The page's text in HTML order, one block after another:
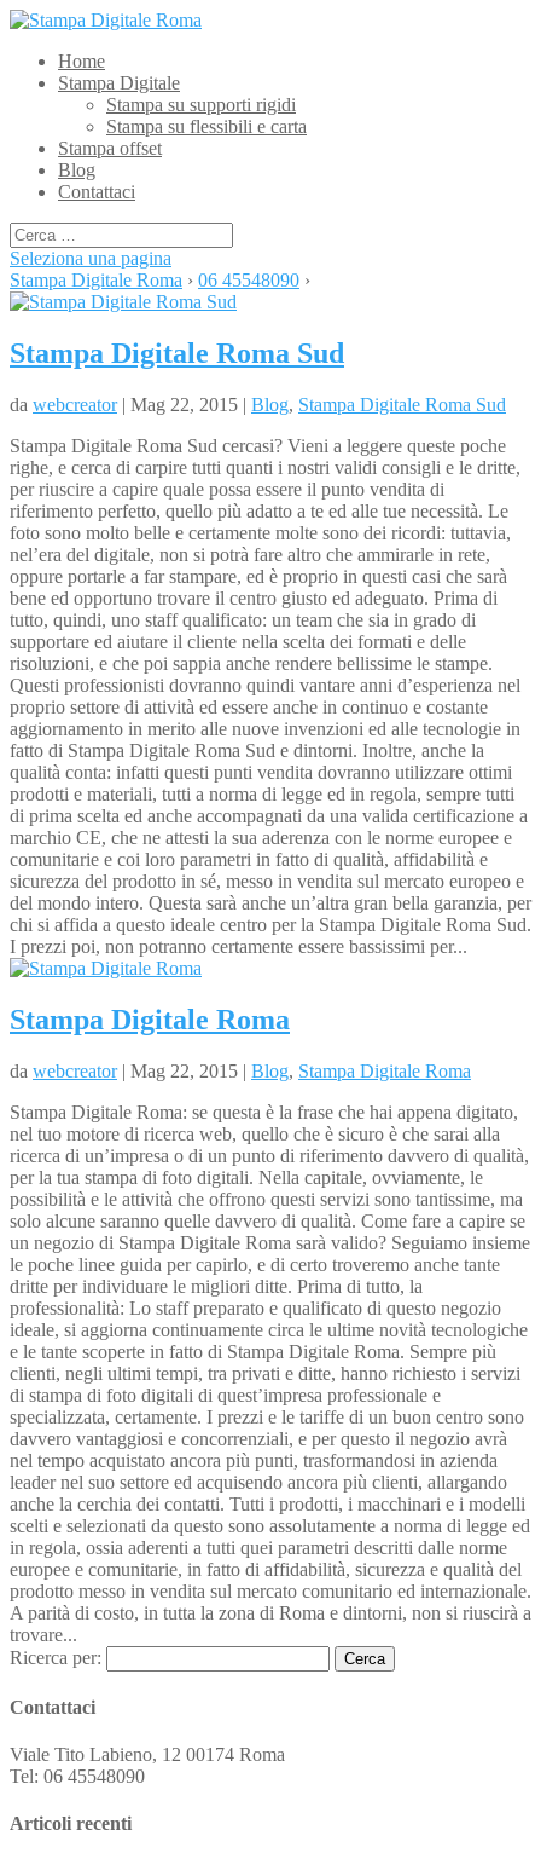
Home
Stampa Digitale
Stampa su supporti rigidi
Stampa su flessibili e carta
Stampa offset
Blog
Contattaci
Seleziona una pagina
Stampa Digitale Roma › 06 45548090 ›
Stampa Digitale Roma Sud
da webcreator| Mag 22, 2015 | Blog, Stampa Digitale Roma Sud
Stampa Digitale Roma Sud cercasi? Vieni a leggere queste poche
righe, e cerca di carpire tutti quanti i nostri validi consigli e le dritte,
per riuscire a capire quale possa essere il punto vendita di
riferimento perfetto, quello più adatto a te ed alle tue necessità. Le
foto sono molto belle e certamente molte sono dei ricordi: tuttavia,
nel’era del digitale, non si potrà fare altro che ammirarle in rete,
oppure portarle a far stampare, ed è proprio in questi casi che sarà
bene ed opportuno trovare il centro giusto ed adeguato. Prima di
tutto, quindi, uno staff qualificato: un team che sia in grado di
supportare ed aiutare il cliente nella scelta dei formati e delle
risoluzioni, e che poi sappia anche rendere bellissime le stampe.
Questi professionisti dovranno quindi vantare anni d’esperienza nel
proprio settore di attività ed essere anche in continuo e costante
aggiornamento in merito alle nuove invenzioni ed alle tecnologie in
fatto di Stampa Digitale Roma Sud e dintorni. Inoltre, anche la
qualità conta: infatti questi punti vendita dovranno utilizzare ottimi
prodotti e materiali, tutti a norma di legge ed in regola, sempre tutti
di prima scelta ed anche accompagnati da una valida certificazione a
marchio CE, che ne attesti la sua aderenza con le norme europee e
comunitarie e coi loro parametri in fatto di qualità, affidabilità e
sicurezza del prodotto in sé, messo in vendita sul mercato europeo e
del mondo intero. Questa sarà anche un’altra gran bella garanzia, per
chi si affida a questo ideale centro per la Stampa Digitale Roma Sud.
I prezzi poi, non potranno certamente essere bassissimi per...
Stampa Digitale Roma
da webcreator| Mag 22, 2015 | Blog, Stampa Digitale Roma
Stampa Digitale Roma: se questa è la frase che hai appena digitato,
nel tuo motore di ricerca web, quello che è sicuro è che sarai alla
ricerca di un’impresa o di un punto di riferimento davvero di qualità,
per la tua stampa di foto digitali. Nella capitale, ovviamente, le
possibilità e le attività che offrono questi servizi sono tantissime, ma
solo alcune saranno quelle davvero di qualità. Come fare a capire se
un negozio di Stampa Digitale Roma sarà valido? Seguiamo insieme
le poche linee guida per capirlo, e di certo troveremo anche tante
dritte per individuare le migliori ditte. Prima di tutto, la
professionalità: Lo staff preparato e qualificato di questo negozio
ideale, si aggiorna continuamente circa le ultime novità tecnologiche
e le tante scoperte in fatto di Stampa Digitale Roma. Sempre più
clienti, negli ultimi tempi, tra privati e ditte, hanno richiesto i servizi
di stampa di foto digitali di quest’impresa professionale e
specializzata, certamente. I prezzi e le tariffe di un buon centro sono
davvero vantaggiosi e concorrenziali, e per questo il negozio avrà
nel tempo acquistato ancora più punti, trasformandosi in azienda
leader nel suo settore ed acquisendo ancora più clienti, allargando
anche la cerchia dei contatti. Tutti i prodotti, i macchinari e i modelli
scelti e selezionati da questo sono assolutamente a norma di legge ed
in regola, ossia aderenti a tutti quei parametri descritti dalle norme
europee e comunitarie, in fatto di affidabilità, sicurezza e qualità del
prodotto messo in vendita sul mercato comunitario ed internazionale.
A parità di costo, in tutta la zona di Roma e dintorni, non si riuscirà a
trovare...
Ricerca per:
Contattaci
Viale Tito Labieno, 12 00174 Roma
Tel: 06 45548090
Articoli recenti